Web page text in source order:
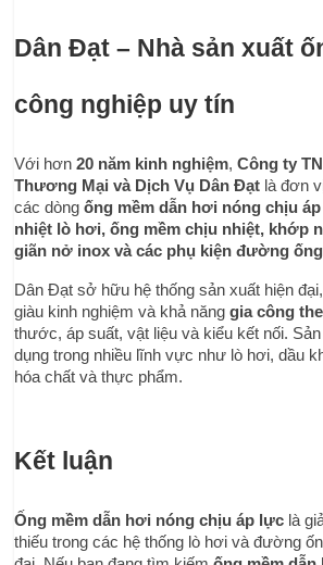
Dân Đạt – Nhà sản xuất
công nghiệp uy tín
Với hơn 20 năm kinh nghiệm, Công ty
Thương Mại và Dịch Vụ Dân Đạt là đơn
các dòng ống mềm dẫn hơi nóng chịu
nhiệt lò hơi, ống mềm chịu nhiệt, khớp
giãn nở inox và các phụ kiện đường
Dân Đạt sở hữu hệ thống sản xuất hiện
giàu kinh nghiệm và khả năng gia công
thước, áp suất, vật liệu và kiểu kết nối.
dụng trong nhiều lĩnh vực như lò hơi, dầu
hóa chất và thực phẩm.
Kết luận
Ống mềm dẫn hơi nóng chịu áp lực là
thiếu trong các hệ thống lò hơi và đường